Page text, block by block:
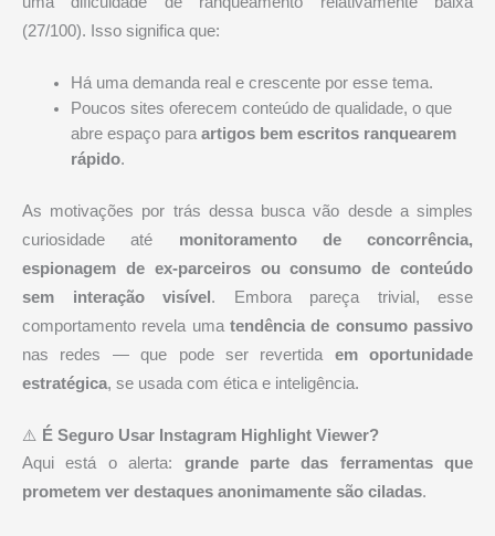
(27/100). Isso significa que:
Há uma demanda real e crescente por esse tema.
Poucos sites oferecem conteúdo de qualidade, o que
abre espaço para artigos bem escritos ranquearem
rápido.
As motivações por trás dessa busca vão desde a simples
curiosidade até monitoramento de concorrência,
espionagem de ex-parceiros ou consumo de conteúdo
sem interação visível . Embora pareça trivial, esse
comportamento revela uma tendência de consumo passivo
nas redes — que pode ser revertida em oportunidade
estratégica, se usada com ética e inteligência.
⚠️ É Seguro Usar Instagram Highlight Viewer?
Aqui está o alerta: grande parte das ferramentas que
prometem ver destaques anonimamente são ciladas.